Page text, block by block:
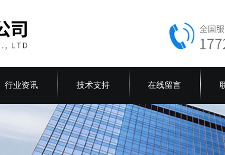
行业资讯 技术支持 在线留言